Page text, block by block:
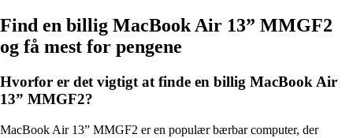
Find en billig MacBook Air 13” MMGF2
og få mest for pengene
Hvorfor er det vigtigt at finde en billig MacBook Air
13” MMGF2?
MacBook Air 13” MMGF2 er en populær bærbar computer, der